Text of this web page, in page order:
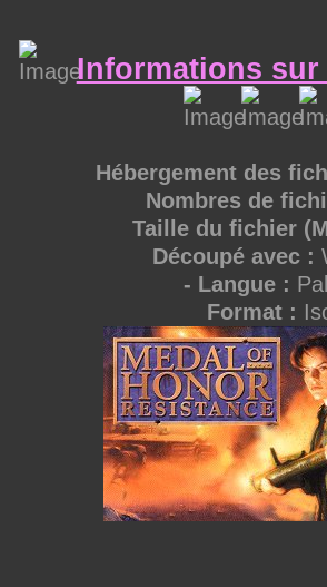
Informations
Hébergement des
Nombres de
Taille du fichier
Découpé avec :
- Langue :
Format :